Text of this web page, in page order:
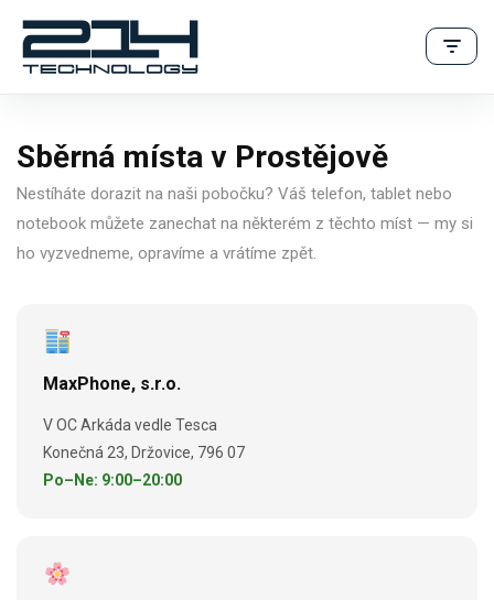
Přeskočit
na
Sběrná místa v Prostějově
Nestíháte dorazit na naši pobočku? Váš telefon, tablet nebo
notebook můžete zanechat na některém z těchto míst — my si
ho vyzvedneme, opravíme a vrátíme zpět.
MaxPhone, s.r.o.
V OC Arkáda vedle Tesca
Konečná 23, Držovice, 796 07
Po–Ne: 9:00–20:00